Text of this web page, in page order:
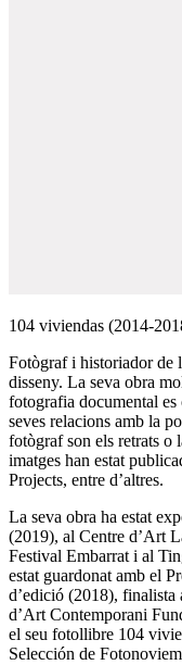
104 viviendas (2014-
Fotògraf i historiador de
disseny. La seva obra
fotografia documental es
seves relacions amb la
fotògraf son els retrats o
imatges han estat
Projects, entre d’altres.
La seva obra ha estat
(2019), al Centre d’Art
Festival Embarrat i al
estat guardonat amb el
d’edició (2018),
d’Art Contemporani
el seu fotollibre 104
Selección de